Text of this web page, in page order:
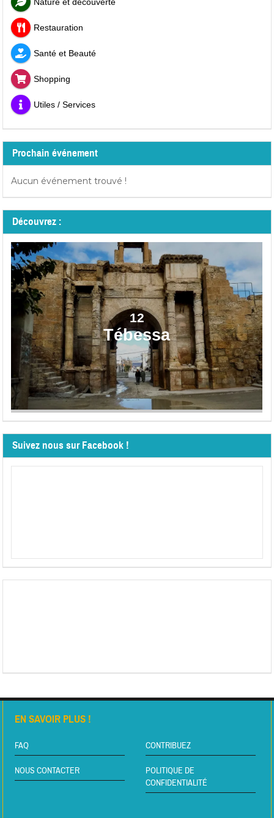
Restauration
Santé et Beauté
Shopping
Utiles / Services
Prochain événement
Aucun événement trouvé !
Découvrez :
12
Tébessa
Suivez nous sur Facebook !
EN SAVOIR PLUS !
FAQ CONTRIBUEZ
NOUS CONTACTER
POLITIQUE DE
CONFIDENTIALITÉ